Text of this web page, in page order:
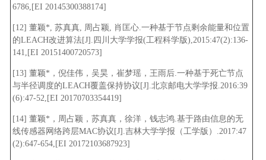
6786,[EI 20145300388174]
[12] 董颖*, 苏真真, 周占颖, 肖匡心.一种基于节点剩余能量和位置
的LEACH改进算法[J].四川大学学报(工程科学版),2015:47(2):136-
141,[EI 20151400720573]
[13] 董颖*，倪佳伟，吴昊，崔梦瑶，王雨后.一种基于死亡节点
与半径调度的LEACH覆盖保持协议[J].北京邮电大学学报.2016:39
(6):47-52,[EI 20170703354419]
[14] 董颖*，周占颖，苏真真，徐洋，钱志鸿.基于路由信息的无
线传感器网络跨层MAC协议[J].吉林大学学报（工学版）.2017:47
(2):647-654,[EI 20172103687923]